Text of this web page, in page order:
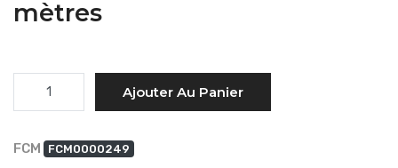
mètres
Quantité
Ajouter Au Panier
FCM FCM0000249